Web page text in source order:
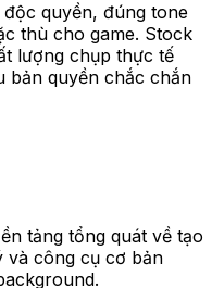
quyền, đúng tone
thù cho game. Stock
lượng chụp thực tế
bản quyền chắc chắn
tảng tổng quát về tạo
và công cụ cơ bản